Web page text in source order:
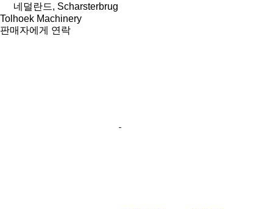
네덜란드, Scharsterbrug
Tolhoek Machinery
판매자에게 연락